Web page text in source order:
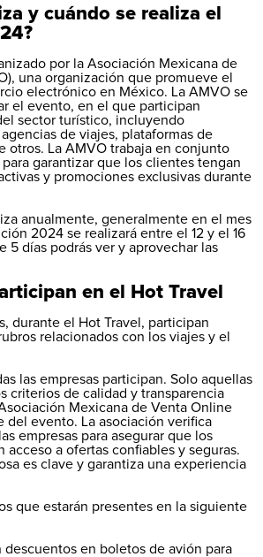
y cuándo se realiza el
por la Asociación Mexicana de
una organización que promueve el
electrónico en México. La AMVO se
el evento, en el que participan
sector turístico, incluyendo
de viajes, plataformas de
otros. La AMVO trabaja en conjunto
garantizar que los clientes tengan
y promociones exclusivas durante
anualmente, generalmente en el mes
2024 se realizará entre el 12 y el 16
5 días podrás ver y aprovechar las
en el Hot Travel
durante el Hot Travel, participan
relacionados con los viajes y el
las empresas participan. Solo aquellas
criterios de calidad y transparencia
Mexicana de Venta Online
del evento. La asociación verifica
empresas para asegurar que los
acceso a ofertas confiables y seguras.
es clave y garantiza una experiencia
que estarán presentes en la siguiente
descuentos en boletos de avión para